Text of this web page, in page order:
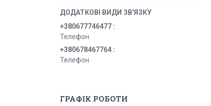
+380677746477
Телефон
+380678467764
Телефон
ГРАФІК РОБОТИ